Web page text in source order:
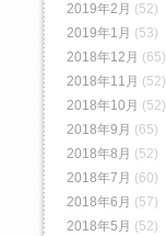
2019年2月 (52)
2019年1月 (53)
2018年12月 (65)
2018年11月 (52)
2018年10月 (52)
2018年9月 (65)
2018年8月 (52)
2018年7月 (60)
2018年6月 (57)
2018年5月 (52)